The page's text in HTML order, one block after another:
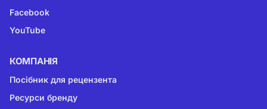
Facebook
YouTube
КОМПАНІЯ
Посібник для рецензента
Ресурси бренду